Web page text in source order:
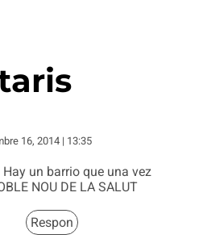
16, 2014 | 13:35
Hay un barrio que una vez
NOU DE LA SALUT
Respon